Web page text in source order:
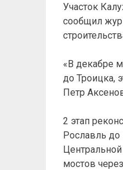
Участок
сообщил
«В декабре
до Троицка,
Петр
2 этап
Рославль до
мостов